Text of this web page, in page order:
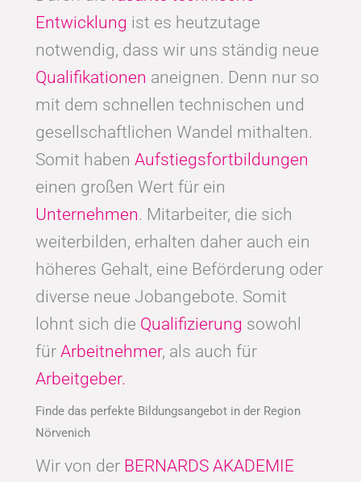
Entwicklung ist es heutzutage
notwendig, dass wir uns ständig neue
Qualifikationen aneignen. Denn nur so
mit dem schnellen technischen und
gesellschaftlichen Wandel mithalten.
Somit haben Aufstiegsfortbildungen
einen großen Wert für ein
Unternehmen. Mitarbeiter, die sich
weiterbilden, erhalten daher auch ein
höheres Gehalt, eine Beförderung oder
diverse neue Jobangebote. Somit
lohnt sich die Qualifizierung sowohl
für Arbeitnehmer, als auch für
Arbeitgeber.
Finde das perfekte Bildungsangebot in der Region
Nörvenich
Wir von der BERNARDS AKADEMIE